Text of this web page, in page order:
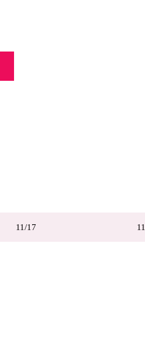
11/17